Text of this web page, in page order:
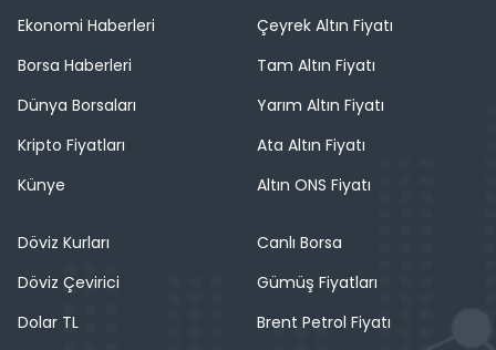
Ekonomi Haberleri
Borsa Haberleri
Dünya Borsaları
Kripto Fiyatları
Künye
Çeyrek Altın Fiyatı
Tam Altın Fiyatı
Yarım Altın Fiyatı
Ata Altın Fiyatı
Altın ONS Fiyatı
Döviz Kurları
Döviz Çevirici
Dolar TL
Canlı Borsa
Gümüş Fiyatları
Brent Petrol Fiyatı